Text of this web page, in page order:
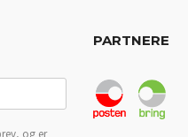
PARTNERE